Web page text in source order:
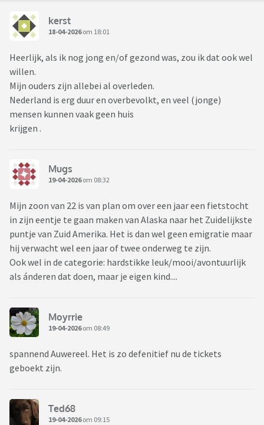
kerst
18-04-2026om 18:01
Heerlijk, als ik nog jong en/of gezond was, zou ik dat ook wel
willen.
Mijn ouders zijn allebei al overleden.
Nederland is erg duur en overbevolkt, en veel (jonge)
mensen kunnen vaak geen huis
krijgen .
Mugs
19-04-2026om 08:32
Mijn zoon van 22 is van plan om over een jaar een fietstocht
in zijn eentje te gaan maken van Alaska naar het Zuidelijkste
puntje van Zuid Amerika. Het is dan wel geen emigratie maar
hij verwacht wel een jaar of twee onderweg te zijn.
Ook wel in de categorie: hardstikke leuk/mooi/avontuurlijk
als ánderen dat doen, maar je eigen kind....
Moyrrie
19-04-2026om 08:49
spannend Auwereel. Het is zo defenitief nu de tickets
geboekt zijn.
Ted68
19-04-2026om 09:15